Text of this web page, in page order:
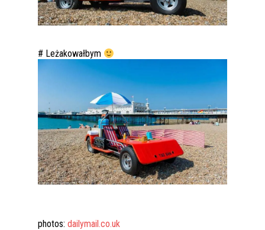
# Leżakowałbym
photos: dailymail.co.uk